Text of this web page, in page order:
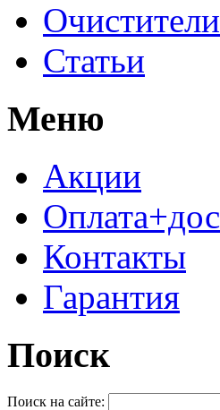
Статьи
Меню
Акции
Контакты
Гарантия
Поиск
Поиск на сайте: